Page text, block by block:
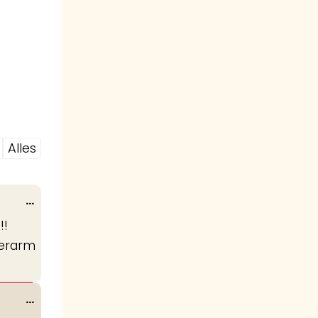
Alles
...Wissel
...Wissel